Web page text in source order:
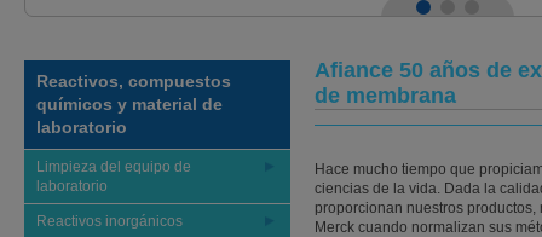
Reactivos, compuestos
químicos y material de
laboratorio
Limpieza del equipo de
laboratorio
Reactivos inorgánicos
Afiance 50 años de
de membrana
Hace mucho tiempo que
ciencias de la vida. Dada la
proporcionan nuestros
Merck cuando normalizan sus